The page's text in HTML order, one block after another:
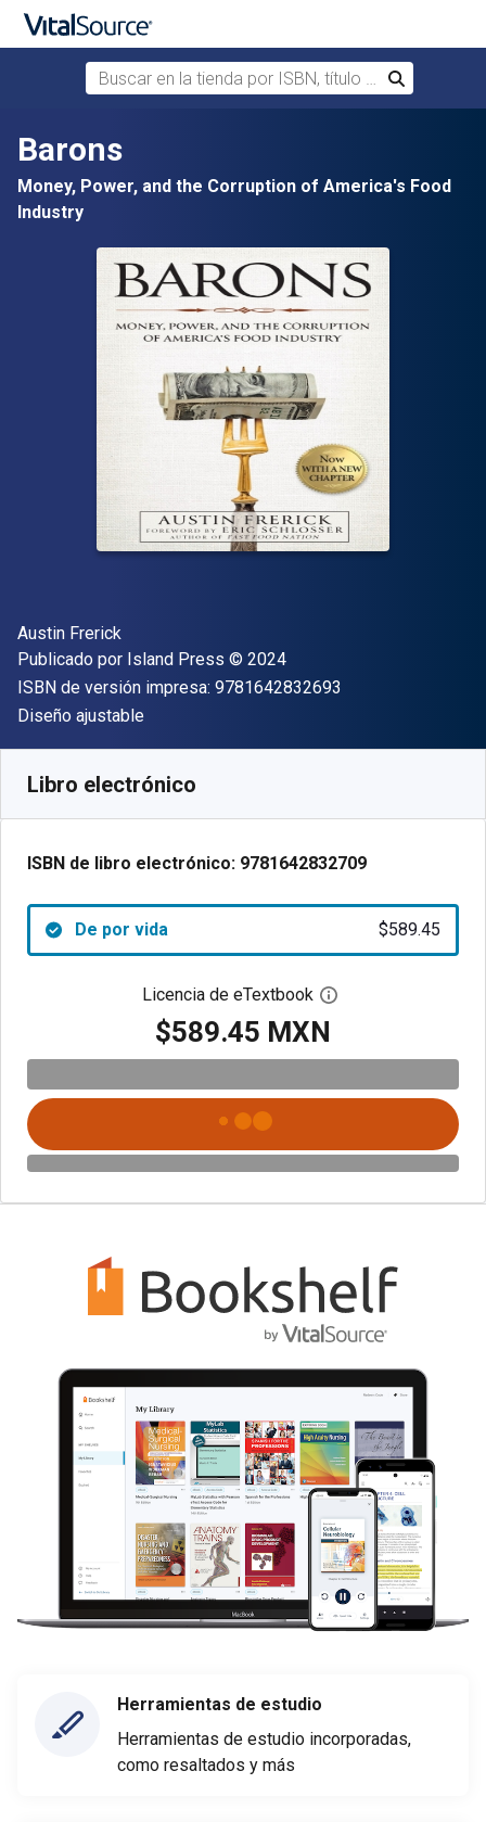
Buscar en la tienda por ISBN, título o autor
Buscar
Barons
Money, Power, and the Corruption of America's Food
Industry
Autor(es)
Austin Frerick
Editor
Publicado por Island Press Copyright
© 2024
ISBN de versión impresa: 9781642832693
Formato
Diseño ajustable
Libro electrónico
ISBN de libro electrónico: 9781642832709
De por vida $589.45
Licencia de eTextbook Abre el cuadro de
$589.45 MXN
Herramientas de estudio
Herramientas de estudio incorporadas,
como resaltados y más